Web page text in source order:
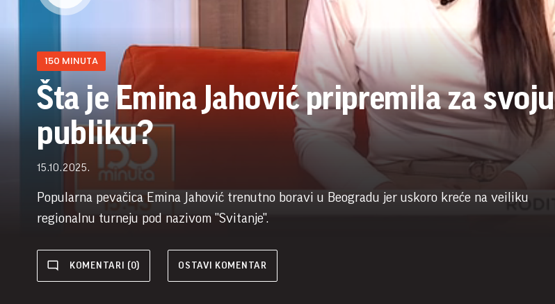
150 MINUTA
Šta je Emina Jahović pripremila za svoju
publiku?
15.10.2025.
Popularna pevačica Emina Jahović trenutno boravi u Beogradu jer uskoro kreće na veiliku
regionalnu turneju pod nazivom "Svitanje".
KOMENTARI (0) OSTAVI KOMENTAR